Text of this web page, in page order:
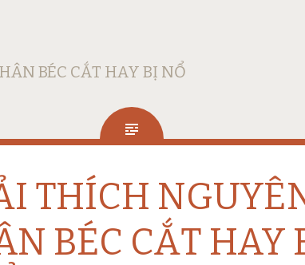
BÉC CẮT HAY BỊ NỔ
THÍCH
BÉC CẮT HAY